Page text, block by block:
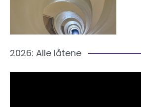
2026: Alle låtene